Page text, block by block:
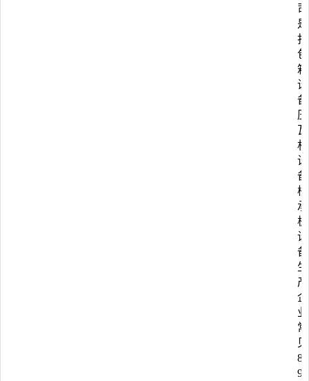
司
是
打
包
箱
设
备
压
瓦
机
设
备
楼
承
板
设
备
生
产
企
常
见